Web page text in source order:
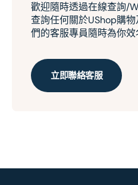
歡迎隨時透過在線查詢/
查詢任何關於UShop購
們的客服專員隨時為你效
立即聯絡客服